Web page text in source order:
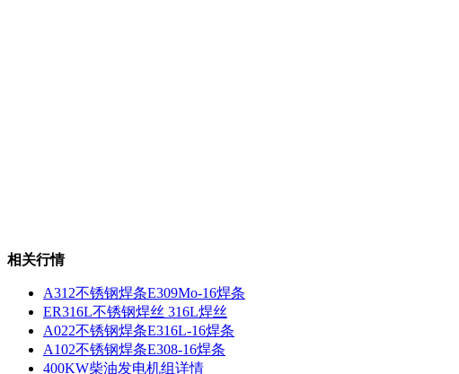
相关行情
A312不锈钢焊条E309Mo-16焊条
ER316L不锈钢焊丝 316L焊丝
A022不锈钢焊条E316L-16焊条
A102不锈钢焊条E308-16焊条
400KW柴油发电机组详情